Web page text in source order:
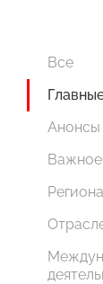
Все
Анонсы
Важное